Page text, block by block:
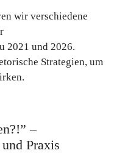
wir verschiedene
2021 und 2026.
Strategien, um
–
Praxis